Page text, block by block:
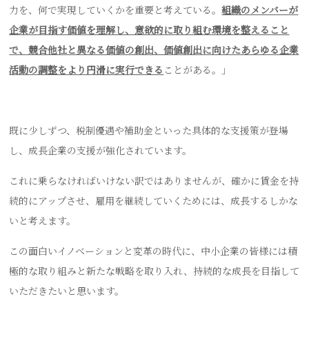
力を、何で実現していくかを重要と考えている。組織のメンバーが
企業が目指す価値を理解し、意欲的に取り組む環境を整えること
で、競合他社と異なる価値の創出、価値創出に向けたあらゆる企業
活動の調整をより円滑に実行できる ことがある。」
既に少しずつ、税制優遇や補助金といった具体的な支援策が登場
し、成長企業の支援が強化されています。
これに乗らなければいけない訳ではありませんが、確かに賃金を持
続的にアップさせ、雇用を継続していくためには、成長するしかな
いと考えます。
この面白いイノベーションと変革の時代に、中小企業の皆様には積
極的な取り組みと新たな戦略を取り入れ、持続的な成長を目指して
いただきたいと思います。